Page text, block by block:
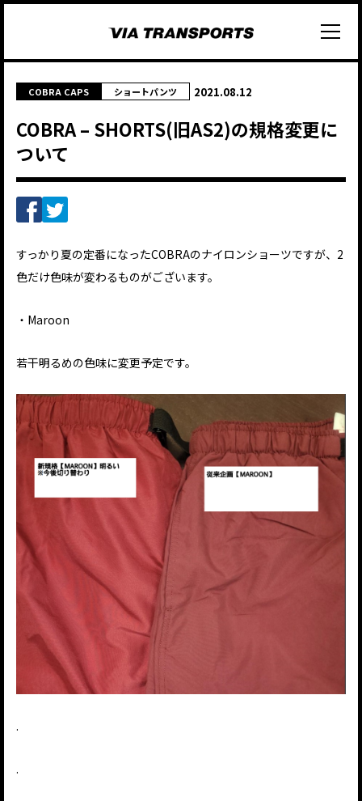
COBRA CAPS ショートパンツ 2021.08.12
COBRA – SHORTS(旧AS2)の規格変更に
ついて
すっかり夏の定番になったCOBRAのナイロンショーツですが、2
色だけ色味が変わるものがございます。
・Maroon
若干明るめの色味に変更予定です。
.
.